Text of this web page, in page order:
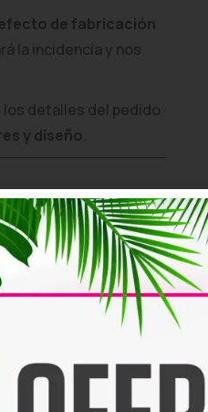
de fabricación
la incidencia y nos
detalles del pedido
y diseño.
están fabricadas
cómodas,
personalizadas
y una
forma con el uso.